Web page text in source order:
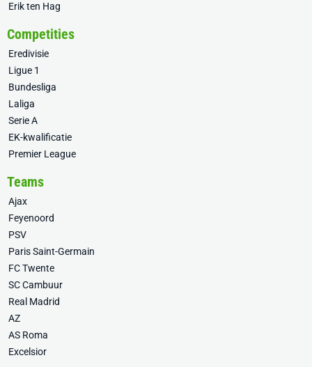
Erik ten Hag
Competities
Eredivisie
Ligue 1
Bundesliga
Laliga
Serie A
EK-kwalificatie
Premier League
Teams
Ajax
Feyenoord
PSV
Paris Saint-Germain
FC Twente
SC Cambuur
Real Madrid
AZ
AS Roma
Excelsior